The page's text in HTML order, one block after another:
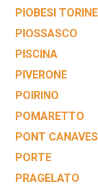
PIOBESI
PIOSSASCO
PISCINA
PIVERONE
POIRINO
POMARETTO
PONT
PORTE
PRAGELATO